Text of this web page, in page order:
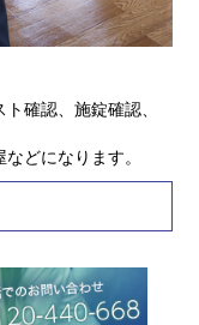
確認、施錠確認、
どになります。